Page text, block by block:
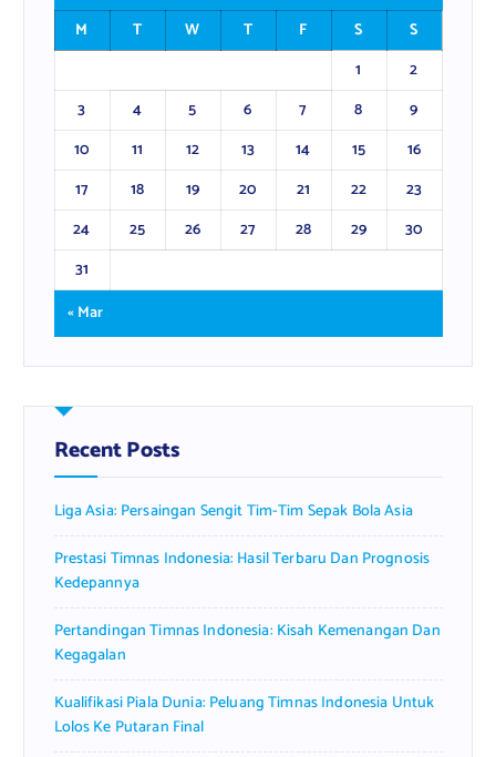
M
T W T F S
S
1
2
3
4 5 6 7 8
9
10
11 12 13 14 15
16
17
18 19 20 21 22
23
24
25 26 27 28 29
30
31
« Mar
Recent Posts
Liga Asia: Persaingan Sengit Tim-Tim Sepak Bola Asia
Prestasi Timnas Indonesia: Hasil Terbaru Dan Prognosis
Kedepannya
Pertandingan Timnas Indonesia: Kisah Kemenangan Dan
Kegagalan
Kualifikasi Piala Dunia: Peluang Timnas Indonesia Untuk
Lolos Ke Putaran Final